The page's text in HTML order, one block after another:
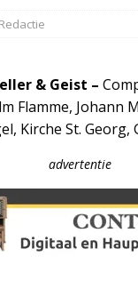
Redactie
& Geist –
Flamme, Johann
Kirche St. Georg,
advertentie